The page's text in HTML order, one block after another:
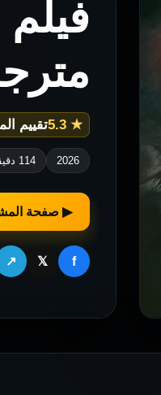
★ 5.3 تقييم
2026 114 دقيقة
▶ صفحة
f
𝕏
↗